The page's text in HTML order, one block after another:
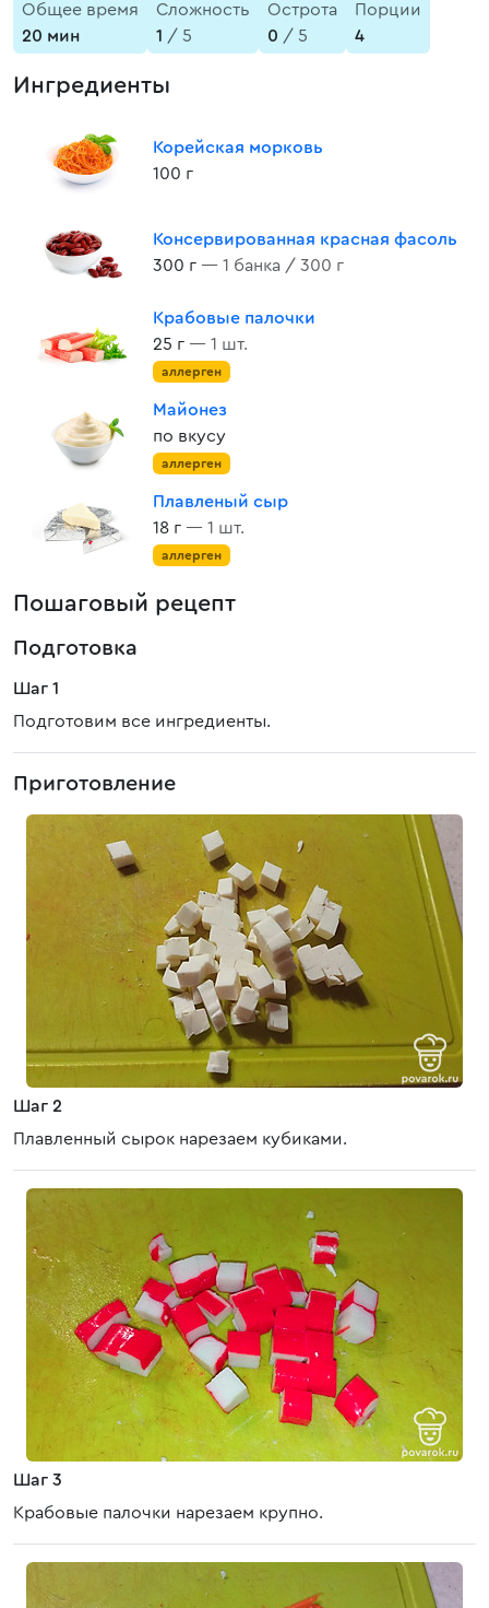
Общее время
20 мин
Сложность
1 / 5
Острота
0 / 5
Порции
4
Ингредиенты
Корейская морковь
100 г
Консервированная красная фасоль
300 г — 1 банка / 300 г
Крабовые палочки
25 г — 1 шт.
аллерген
Майонез
по вкусу
аллерген
Плавленый сыр
18 г — 1 шт.
аллерген
Пошаговый рецепт
Подготовка
Шаг 1
Подготовим все ингредиенты.
Приготовление
Шаг 2
Плавленный сырок нарезаем кубиками.
Шаг 3
Крабовые палочки нарезаем крупно.